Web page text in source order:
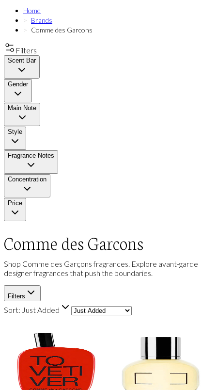
Home
Brands
Comme des Garcons
Filters
Scent Bar
Gender
Main Note
Style
Fragrance Notes
Concentration
Price
Comme des Garcons
Shop Comme des Garçons fragrances. Explore avant-garde
designer fragrances that push the boundaries.
Filters
Sort: Just Added